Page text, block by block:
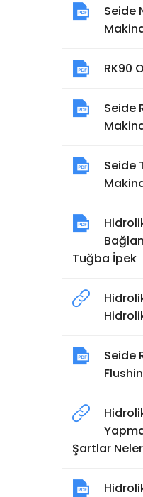
Seide
RK90
Seide
Seide
Tuğba İpek
Seide
Şartlar